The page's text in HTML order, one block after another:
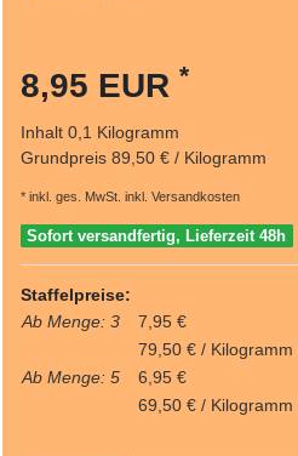
8,95 EUR *
Inhalt 0,1 Kilogramm
Grundpreis 89,50 € / Kilogramm
* inkl. ges. MwSt. inkl. Versandkosten
Sofort versandfertig, Lieferzeit 48h
Staffelpreise:
Ab Menge: 3
7,95 €
79,50 € / Kilogramm
Ab Menge: 5
6,95 €
69,50 € / Kilogramm